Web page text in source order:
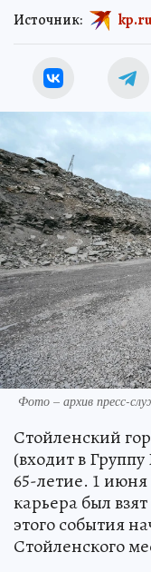
Источник:
Фото – архив пресс-
Стойленский
(входит в
65-летие. 1 июня
карьера был
этого события
Стойленского